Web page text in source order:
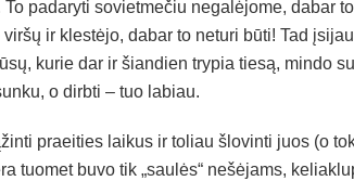
padaryti sovietmečiu negalėjome, dabar
ir klestėjo, dabar to neturi būti! Tad
kurie dar ir šiandien trypia tiesą, mindo
o dirbti – tuo labiau.
praeities laikus ir toliau šlovinti juos (o
tuomet buvo tik „saulės“ nešėjams,